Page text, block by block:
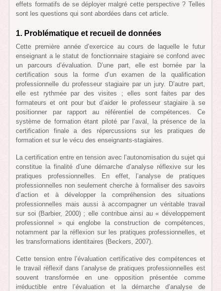
effets formatifs de se déployer malgré cette perspective ? Telles
sont les questions qui sont abordées dans cet article.
1. Problématique et recueil de données
Cette première année d’exercice au cours de laquelle le futur
enseignant a le statut de fonctionnaire stagiaire se confond avec
un parcours d’évaluation. D’une part, elle est bornée par la
certification sous la forme d’un examen de la qualification
professionnelle du professeur stagiaire par un jury. D’autre part,
elle est rythmée par des visites ; elles sont faites par des
formateurs et ont pour but d’aider le professeur stagiaire à se
positionner par rapport au référentiel de compétences. Ce
système de formation étant piloté par l’aval, la présence de la
certification finale a des répercussions sur les pratiques de
formation et sur le vécu des enseignants-stagiaires.
La certification entre en tension avec l’autonomisation du sujet qui
constitue la finalité d’une démarche d’analyse réflexive sur les
pratiques professionnelles. En effet, l’analyse de pratiques
professionnelles non seulement cherche à formaliser des savoirs
d’action et à développer la compréhension des situations
professionnelles mais aussi à accompagner un véritable travail
sur soi (Barbier, 2000) ; elle contribue ainsi au « développement
professionnel » qui englobe la construction de compétences,
notamment par la réflexion sur les pratiques professionnelles, et
les transformations identitaires (Beckers, 2007).
Cette tension entre l’évaluation certificative des compétences et
le travail réflexif dans l’analyse de pratiques professionnelles est
souvent transformée en une opposition présentée comme
irréductible entre l’évaluation et la démarche d’analyse de